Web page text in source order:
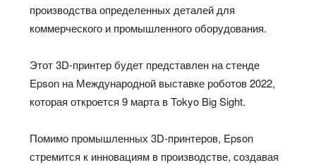
производства определенных деталей для
коммерческого и промышленного оборудования.
Этот 3D-принтер будет представлен на стенде
Epson на Международной выставке роботов 2022,
которая откроется 9 марта в Tokyo Big Sight.
Помимо промышленных 3D-принтеров, Epson
стремится к инновациям в производстве, создавая